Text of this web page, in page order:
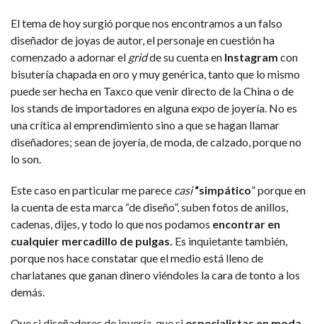
El tema de hoy surgió porque nos encontramos a un falso
diseñador de joyas de autor, el personaje en cuestión ha
comenzado a adornar el gridde su cuenta en Instagram con
bisutería chapada en oro y muy genérica, tanto que lo mismo
puede ser hecha en Taxco que venir directo de la China o de
los stands de importadores en alguna expo de joyería. No es
una crítica al emprendimiento sino a que se hagan llamar
diseñadores; sean de joyería, de moda, de calzado, porque no
lo son.
Este caso en particular me parece casi “simpático” porque en
la cuenta de esta marca “de diseño”, suben fotos de anillos,
cadenas, dijes, y todo lo que nos podamos encontrar en
cualquier mercadillo de pulgas. Es inquietante también,
porque nos hace constatar que el medio está lleno de
charlatanes que ganan dinero viéndoles la cara de tonto a los
demás.